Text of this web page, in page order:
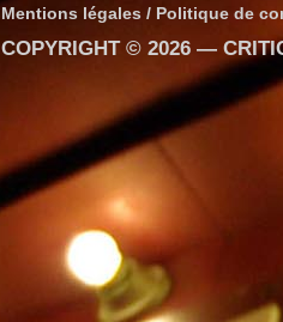
Mentions légales / Politique de
COPYRIGHT © 2026 —